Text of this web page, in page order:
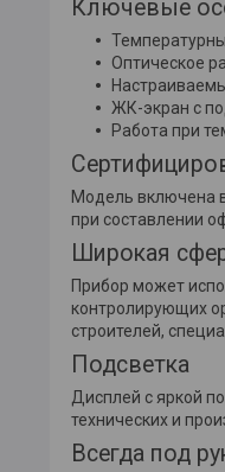
Ключевые
Оптическое
ЖК-экран с
Работа при
Модель включена
при составлении
Широкая
Прибор может
контролирующих
строителей,
Подсветка
Дисплей с яркой
технических и
Всегда под